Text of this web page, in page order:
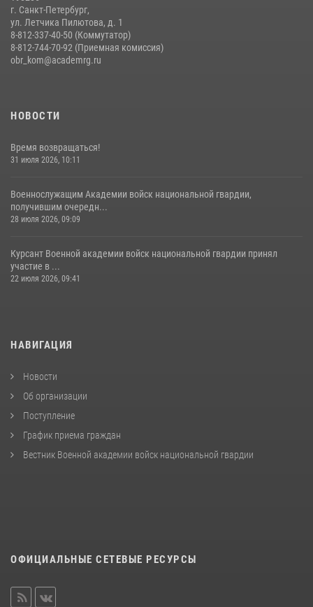
г. Санкт-Петербург,
ул. Летчика Пилютова, д. 1
8-812-337-40-50 (Коммутатор)
8-812-744-70-92 (Приемная комиссия)
obr_kom@academrg.ru
НОВОСТИ
Время возвращаться!
31 июля 2026, 10:11
Военнослужащим Академии войск национальной гвардии,
получившим очередн...
28 июля 2026, 09:09
Курсант Военной академии войск национальной гвардии принял
участие в ...
22 июля 2026, 09:41
НАВИГАЦИЯ
Новости
Об организации
Поступление
График приема граждан
Вестник Военной академии войск национальной гвардии
ОФИЦИАЛЬНЫЕ СЕТЕВЫЕ РЕСУРСЫ